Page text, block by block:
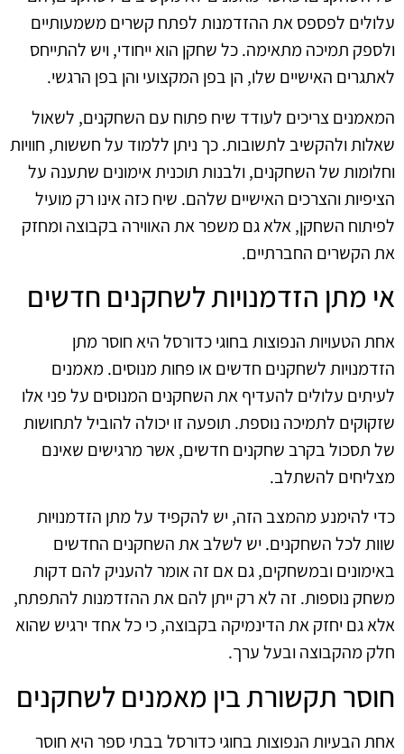
עלולים לפספס את ההזדמנות לפתח קשרים משמעותיים
ולספק תמיכה מתאימה. כל שחקן הוא ייחודי, ויש להתייחס
לאתגרים האישיים שלו, הן בפן המקצועי והן בפן הרגשי.
המאמנים צריכים לעודד שיח פתוח עם השחקנים, לשאול
שאלות ולהקשיב לתשובות. כך ניתן ללמוד על חששות, חוויות
וחלומות של השחקנים, ולבנות תוכנית אימונים שתענה על
הציפיות והצרכים האישיים שלהם. שיח כזה אינו רק מועיל
לפיתוח השחקן, אלא גם משפר את האווירה בקבוצה ומחזק
את הקשרים החברתיים.
אי מתן הזדמנויות לשחקנים חדשים
אחת הטעויות הנפוצות בחוגי כדורסל היא חוסר מתן
הזדמנויות לשחקנים חדשים או פחות מנוסים. מאמנים
לעיתים עלולים להעדיף את השחקנים המנוסים על פני אלו
שזקוקים לתמיכה נוספת. תופעה זו יכולה להוביל לתחושות
של תסכול בקרב שחקנים חדשים, אשר מרגישים שאינם
מצליחים להשתלב.
כדי להימנע מהמצב הזה, יש להקפיד על מתן הזדמנויות
שוות לכל השחקנים. יש לשלב את השחקנים החדשים
באימונים ובמשחקים, גם אם זה אומר להעניק להם דקות
משחק נוספות. זה לא רק ייתן להם את ההזדמנות להתפתח,
אלא גם יחזק את הדינמיקה בקבוצה, כי כל אחד ירגיש שהוא
חלק מהקבוצה ובעל ערך.
חוסר תקשורת בין מאמנים לשחקנים
אחת הבעיות הנפוצות בחוגי כדורסל בבתי ספר היא חוסר